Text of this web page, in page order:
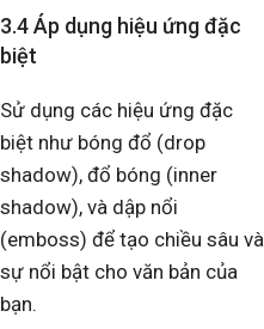
3.4 Áp dụng hiệu ứng đặc
biệt
Sử dụng các hiệu ứng đặc
biệt như bóng đổ (drop
shadow), đổ bóng (inner
shadow), và dập nổi
(emboss) để tạo chiều sâu và
sự nổi bật cho văn bản của
bạn.